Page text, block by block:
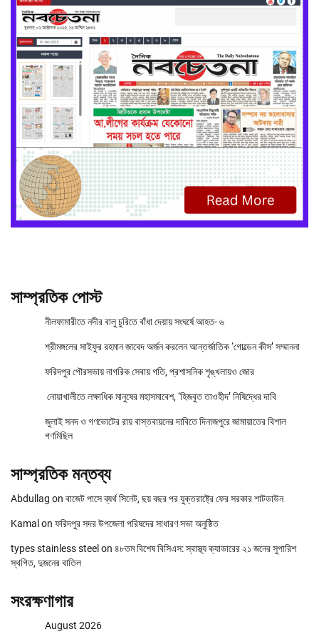
সাম্প্রতিক পোস্ট
নীলফামারীতে নদীর বালু চুরিতে বাঁধা দেয়ায় সংঘর্ষে আহত- ৬
শ্রীমঙ্গলের সাইফুর রহমান জাবেদ অর্জন করলেন আন্তর্জাতিক ‘গোল্ডেন কীস’ সম্মাননা
ফরিদপুর পৌরসভায় নাগরিক সেবায় গতি, প্রশাসনিক শৃঙ্খলায়ও জোর
নোয়াখালীতে লক্ষাধিক মানুষের মহাসমাবেশ, ‘হিজবুত তাওহীদ’ নিষিদ্ধের দাবি
জুলাই সনদ ও গণভোটের রায় বাস্তবায়নের দাবিতে দিনাজপুরে জামায়াতের বিশাল
গণমিছিল
সাম্প্রতিক মন্তব্য
Abdullag on বাজেট পাসে ব্যর্থ সিনেট, ছয় বছর পর যুক্তরাষ্ট্রে ফের সরকার শাটডাউন
Kamal on ফরিদপুর সদর উপজেলা পরিষদের সাধারণ সভা অনুষ্ঠিত
types stainless steel on ৪৮তম বিশেষ বিসিএস: স্বাস্থ্য ক্যাডারের ২১ জনের সুপারিশ
স্থগিত, দুজনের বাতিল
সংরক্ষণাগার
August 2026